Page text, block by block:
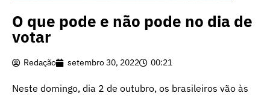
O que pode e não pode no dia de
votar
Redação setembro 30, 2022 00:21
Neste domingo, dia 2 de outubro, os brasileiros vão às